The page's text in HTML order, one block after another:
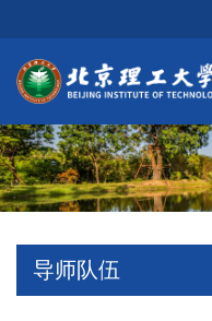
导师队伍